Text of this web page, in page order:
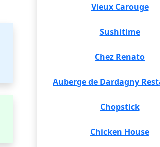
Vieux Carouge
Sushitime
Chez Renato
Auberge de Dardagny
Chopstick
Chicken House